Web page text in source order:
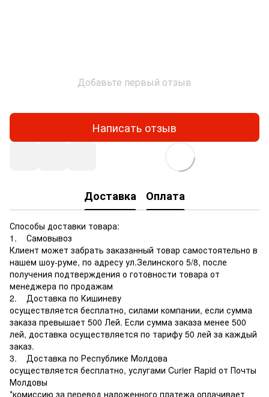
Добавьте первый отзыв
Написать отзыв
Доставка Оплата
Способы доставки товара:
1. Самовывоз
Клиент может забрать заказанный товар самостоятельно в
нашем шоу-руме, по адресу ул.Зелинского 5/8, после
получения подтверждения о готовности товара от
менеджера по продажам
2. Доставка по Кишиневу
осуществляется бесплатно, силами компании, если сумма
заказа превышает 500 Лей. Если сумма заказа менее 500
лей, доставка осуществляется по тарифу 50 лей за каждый
заказ.
3. Доставка по Республике Молдова
осуществляется бесплатно, услугами Curier Rapid от Почты
Молдовы
*комиссию за перевод наложенного платежа оплачивает